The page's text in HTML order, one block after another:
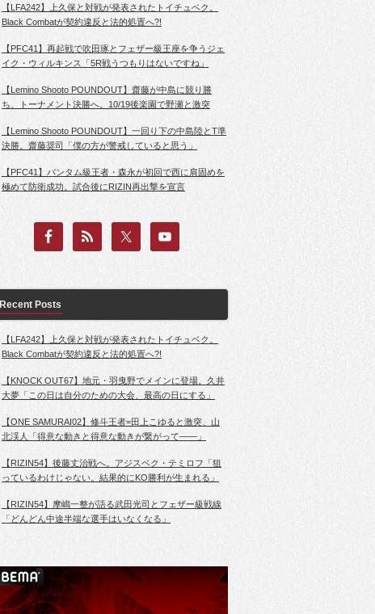
【LFA242】上久保と対戦が発表されたトイチュベク。
Black Combatが契約違反と法的処置へ?!
【PFC41】再起戦で吹田琢とフェザー級王座を争うジェ
イク・ウィルキンス「5R戦うつもりはないですね」
【Lemino Shooto POUNDOUT】齋藤が中島に競り勝
ち、トーナメント決勝へ。10/19後楽園で野瀬と激突
【Lemino Shooto POUNDOUT】一回り下の中島陸とT準
決勝。齋藤奨司「僕の方が警戒していると思う」
【PFC41】バンタム級王者・森永が初回で西に肩固めを
極めて防衛成功。試合後にRIZIN再出撃を宣言
Recent Posts
【LFA242】上久保と対戦が発表されたトイチュベク。
Black Combatが契約違反と法的処置へ?!
【KNOCK OUT67】地元・羽曳野でメインに登場。久井
大夢「この日は自分のための大会、最高の日にする」
【ONE SAMURAI02】修斗王者=田上こゆると激突、山
北渓人「得意な動きと得意な動きが繋がって――」
【RIZIN54】後藤丈治戦へ。アジスベク・テミロフ「狙
っているわけじゃない。結果的にKO勝利が生まれる」
【RIZIN54】摩嶋一整が語る武田光司とフェザー級戦線
「どんどん中途半端な選手はいなくなる」